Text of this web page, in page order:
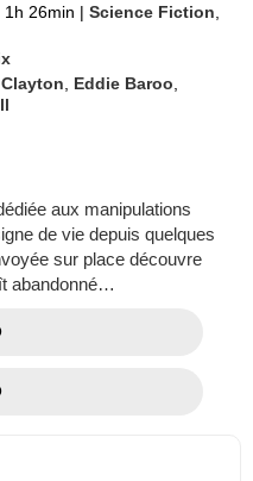
1h 26min | Science Fiction
Eddie Baroo
aux manipulations
de vie depuis quelques
sur place découvre
abandonné…